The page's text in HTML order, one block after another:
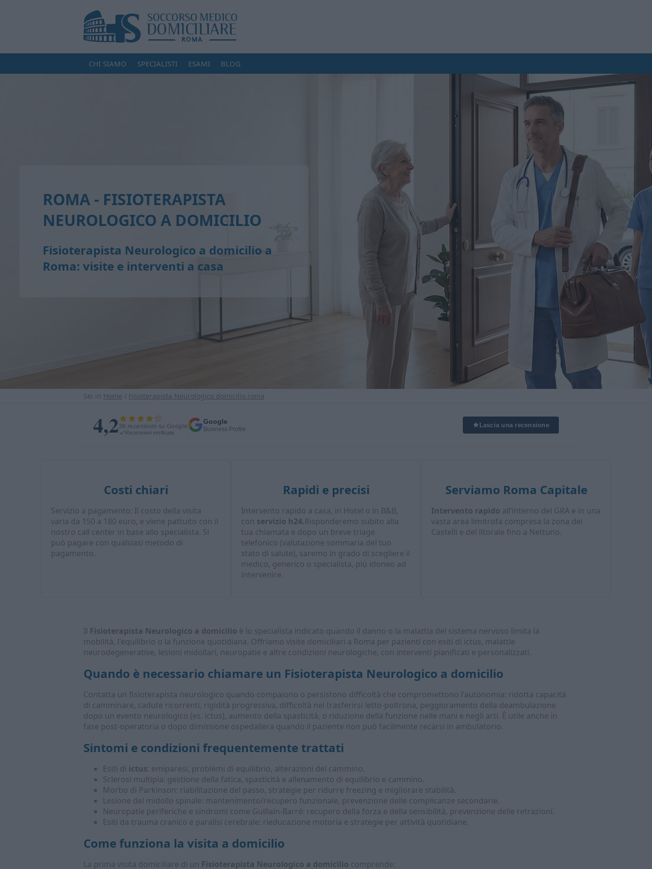
CHI SIAMO SPECIALISTI ESAMI BLOG
ROMA - FISIOTERAPISTA
NEUROLOGICO A DOMICILIO
Fisioterapista Neurologico a domicilio a
Roma: visite e interventi a casa
Sei in Home / Fisioterapista Neurologico domicilio roma
4,236 recensioni su Google
Recensioni verificate
Google
Business Profile
Lascia una recensione
Costi chiari
Servizio a pagamento: Il costo della visita
varia da 150 a 180 euro, e viene pattuito con il
nostro call center in base allo specialista. Si
può pagare con qualsiasi metodo di
pagamento.
Rapidi e precisi
Intervento rapido a casa, in Hotel o in B&B,
con servizio h24.Risponderemo subito alla
tua chiamata e dopo un breve triage
telefonico (valutazione sommaria del tuo
stato di salute), saremo in grado di scegliere il
medico, generico o specialista, più idoneo ad
intervenire.
Serviamo Roma Capitale
Intervento rapido all’interno del GRA e in una
vasta area limitrofa compresa la zona dei
Castelli e del litorale fino a Nettuno.
Il Fisioterapista Neurologico a domicilio è lo specialista indicato quando il danno o la malattia del sistema nervoso limita la
mobilità, l'equilibrio o la funzione quotidiana. Offriamo visite domiciliari a Roma per pazienti con esiti di ictus, malattie
neurodegenerative, lesioni midollari, neuropatie e altre condizioni neurologiche, con interventi pianificati e personalizzati.
Quando è necessario chiamare un Fisioterapista Neurologico a domicilio
Contatta un fisioterapista neurologico quando compaiono o persistono difficoltà che compromettono l'autonomia: ridotta capacità
di camminare, cadute ricorrenti, rigidità progressiva, difficoltà nel trasferirsi letto-poltrona, peggioramento della deambulazione
dopo un evento neurologico (es. ictus), aumento della spasticità, o riduzione della funzione nelle mani e negli arti. È utile anche in
fase post-operatoria o dopo dimissione ospedaliera quando il paziente non può facilmente recarsi in ambulatorio.
Sintomi e condizioni frequentemente trattati
Esiti di ictus: emiparesi, problemi di equilibrio, alterazioni del cammino.
Sclerosi multipla: gestione della fatica, spasticità e allenamento di equilibrio e cammino.
Morbo di Parkinson: riabilitazione del passo, strategie per ridurre freezing e migliorare stabilità.
Lesione del midollo spinale: mantenimento/recupero funzionale, prevenzione delle complicanze secondarie.
Neuropatie periferiche e sindromi come Guillain-Barré: recupero della forza e della sensibilità, prevenzione delle retrazioni.
Esiti da trauma cranico e paralisi cerebrale: rieducazione motoria e strategie per attività quotidiane.
Come funziona la visita a domicilio
La prima visita domiciliare di un Fisioterapista Neurologico a domicilio comprende: